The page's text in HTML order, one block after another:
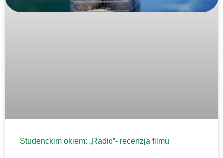
Studenckim okiem: „Radio”- recenzja filmu